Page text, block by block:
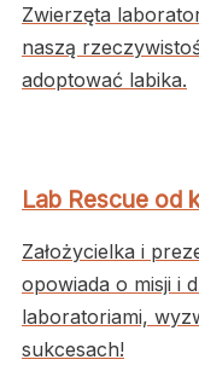
Zwierzęta
naszą
adoptować labika.
Lab Rescue od
Założycielka i
opowiada o misji i
laboratoriami,
sukcesach!